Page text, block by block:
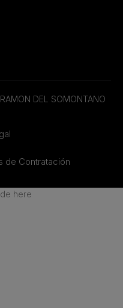
DEL SOMONTANO
de Contratación
here